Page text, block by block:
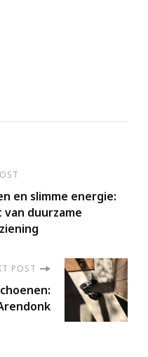
en slimme energie:
duurzame
POST